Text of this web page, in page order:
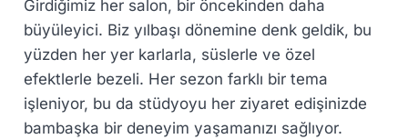
Girdiğimiz her salon, bir öncekinden daha
büyüleyici. Biz yılbaşı dönemine denk geldik, bu
yüzden her yer karlarla, süslerle ve özel
efektlerle bezeli. Her sezon farklı bir tema
işleniyor, bu da stüdyoyu her ziyaret edişinizde
bambaşka bir deneyim yaşamanızı sağlıyor.